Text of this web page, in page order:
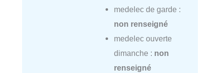
medelec de garde :
non renseigné
medelec ouverte
dimanche : non
renseigné